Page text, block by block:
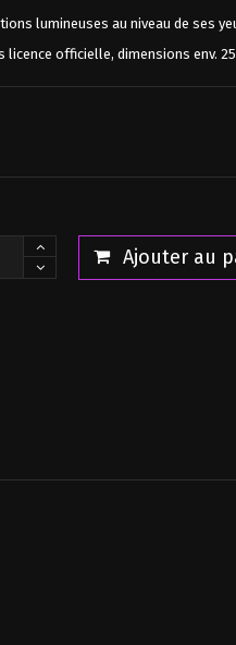
€
lumineuses au niveau de ses
licence officielle, dimensions env.
Ajouter au